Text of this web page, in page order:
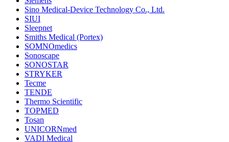
Sino Medical-Device Technology Co., Ltd.
SIUI
Sleepnet
Smiths Medical (Portex)
SOMNOmedics
Sonoscape
SONOSTAR
STRYKER
Tecme
TENDE
Thermo Scientific
TOPMED
Tosan
UNICORNmed
VADI Medical